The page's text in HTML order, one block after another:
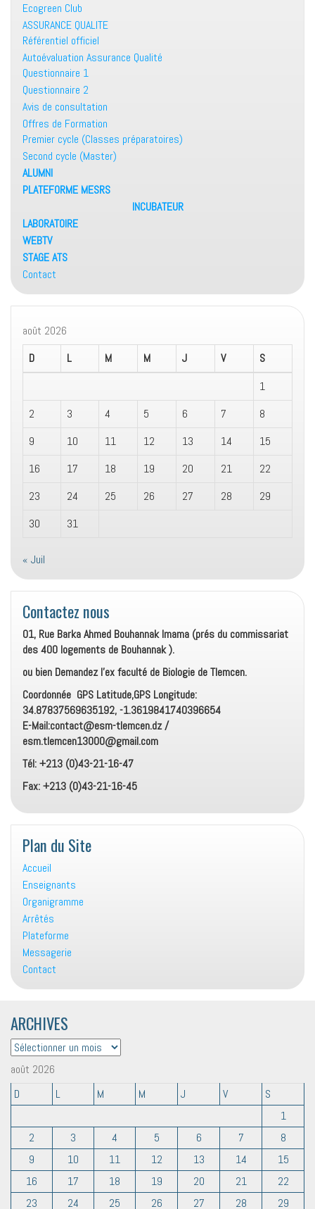
Ecogreen Club
ASSURANCE QUALITE
Référentiel officiel
Autoévaluation Assurance Qualité
Questionnaire 1
Questionnaire 2
Avis de consultation
Offres de Formation
Premier cycle (Classes préparatoires)
Second cycle (Master)
ALUMNI
PLATEFORME MESRS
INCUBATEUR
LABORATOIRE
WEBTV
STAGE ATS
Contact
août 2026
D
L M M J V
S
1
2
3 4 5 6 7
8
9
10 11 12 13 14
15
16
17 18 19 20 21
22
23
24 25 26 27 28
29
30
31
« Juil
Contactez nous
01, Rue Barka Ahmed Bouhannak Imama (prés du commissariat
des 400 logements de Bouhannak ).
ou bien Demandez l’ex faculté de Biologie de Tlemcen.
Coordonnée GPS Latitude,GPS Longitude:
34.87837569635192, -1.3619841740396654
E-Mail:contact@esm-tlemcen.dz /
esm.tlemcen13000@gmail.com
Tél: +213 (0)43-21-16-47
Fax: +213 (0)43-21-16-45
Plan du Site
Accueil
Enseignants
Organigramme
Arrêtés
Plateforme
Messagerie
Contact
ARCHIVES
ARCHIVES
août 2026
D
L M M J V
S
1
2
3 4 5 6 7
8
9
10 11 12 13 14
15
16
17 18 19 20 21
22
23
24 25 26 27 28 29